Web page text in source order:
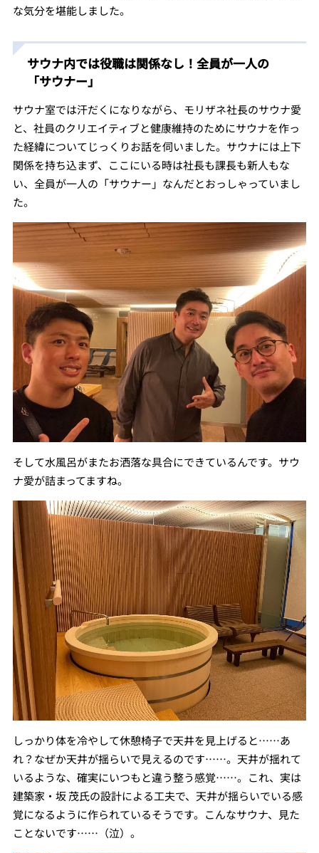
な気分を堪能しました。
サウナ内では役職は関係なし！全員が一人の
「サウナー」
サウナ室では汗だくになりながら、モリザネ社長のサウナ愛
と、社員のクリエイティブと健康維持のためにサウナを作っ
た経緯についてじっくりお話を伺いました。サウナには上下
関係を持ち込まず、ここにいる時は社長も課長も新人もな
い、全員が一人の「サウナー」なんだとおっしゃっていまし
た。
そして水風呂がまたお洒落な具合にできているんです。サウ
ナ愛が詰まってますね。
しっかり体を冷やして休憩椅子で天井を見上げると……あ
れ？なぜか天井が揺らいで見えるのです……。天井が揺れて
いるような、確実にいつもと違う整う感覚……。これ、実は
建築家・坂 茂氏の設計による工夫で、天井が揺らいでいる感
覚になるように作られているそうです。こんなサウナ、見た
ことないです……（泣）。